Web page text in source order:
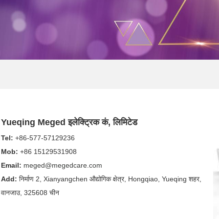
Yueqing Meged इलेक्ट्रिक कं, लिमिटेड
Tel: +86-577-57129236
Mob: +86 15129531908
Email: meged@megedcare.com
Add: निर्माण 2, Xianyangchen औद्योगिक क्षेत्र, Hongqiao, Yueqing शहर,
वानजाउ, 325608 चीन